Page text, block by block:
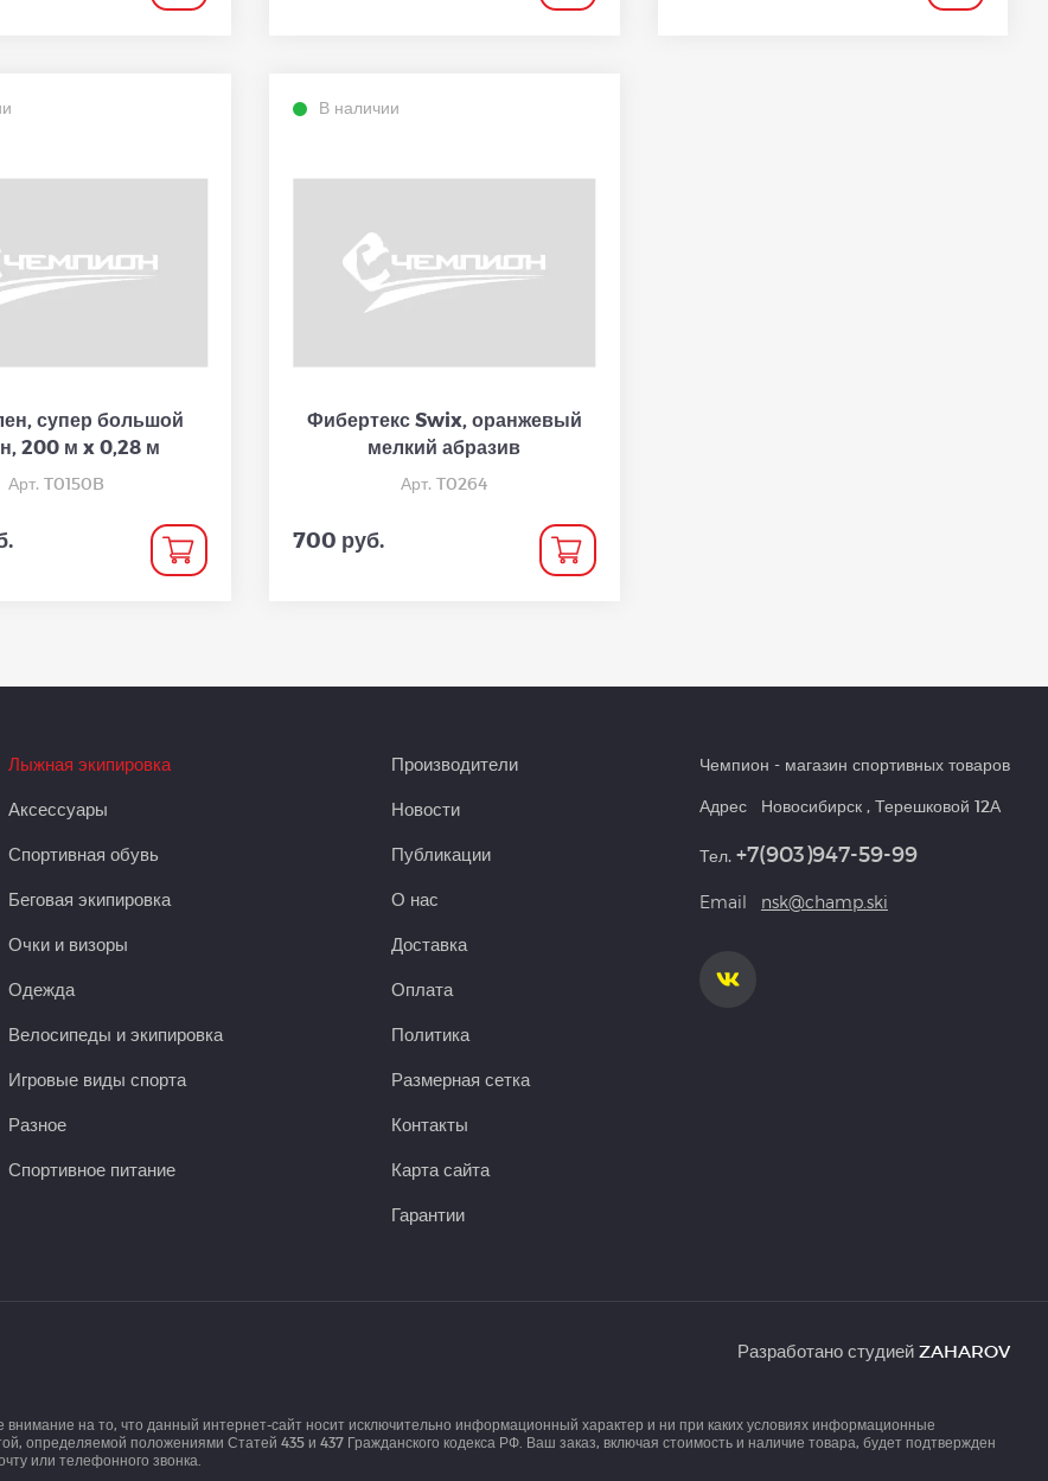
супер большой
200 м x 0,28 м
Арт. T0150B
В наличии
Фибертекс Swix, оранжевый
мелкий абразив
Арт. T0264
700 руб.
Лыжная экипировка
Аксессуары
Спортивная обувь
Беговая экипировка
Очки и визоры
Одежда
Велосипеды и экипировка
Игровые виды спорта
Разное
Спортивное питание
Производители
Новости
Публикации
О нас
Доставка
Оплата
Политика
Размерная сетка
Контакты
Карта сайта
Гарантии
Чемпион - магазин спортивных товаров
Адрес Новосибирск, Терешковой 12А
Тел. +7(903)947-59-99
Email nsk@champ.ski
Разработано студией ZAHAROV
на то, что данный интернет-сайт носит исключительно информационный характер и ни при каких условиях информационные
определяемой положениями Статей 435 и 437 Гражданского кодекса РФ. Ваш заказ, включая стоимость и наличие товара, будет подтвержден
или телефонного звонка.